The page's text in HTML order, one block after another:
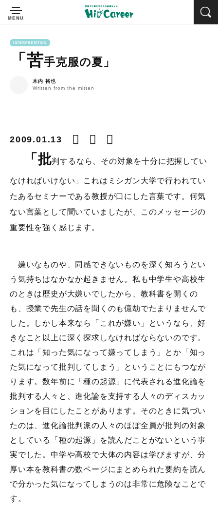
INTERPRETATION
「苦手克服の夏」
木内 裕也
Written from the mitten
2009.01.13
「批判するなら、その対象を十分に把握してい
なければいけない」これはミシガン大学で行われてい
たあるセミナーである教授が口にした言葉です。何気
ない言葉として聞いていましたが、このメッセージの
重要性を強く感じます。
嫌いなものや、同感できないものを深く知ろうとい
う気持ちはなかなか起きません。私も中学生や高校生
のときは歴史が大嫌いでしたから、教科書を開くの
も、授業で先生の話を聞くのも億劫でたまりませんで
した。しかし本来なら「これが嫌い」というなら、好
きなこと以上に深く探求しなければならないのです。
これは「知った気になって嫌ってしまう」とか「知っ
た気になって批判してしまう」ということにもつなが
ります。数年前に「種の起源」に代表される進化論を
批判する人々と、進化論を支持する人々のディスカッ
ションを目にしたことがあります。そのときに気づい
たのは、進化論批判派の人々のほぼ全員が批判の対象
としている「種の起源」を読んだことがないという事
実でした。中学や高校で大体の内容は学びますが、分
厚い本を教科書の数ページにまとめられた要約を読ん
で分かった気になってしまうのは非常に危険なことで
す。